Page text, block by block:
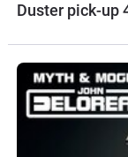
Duster pick-up